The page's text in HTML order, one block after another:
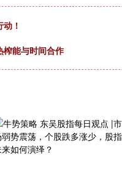
！
榨能与时间合作